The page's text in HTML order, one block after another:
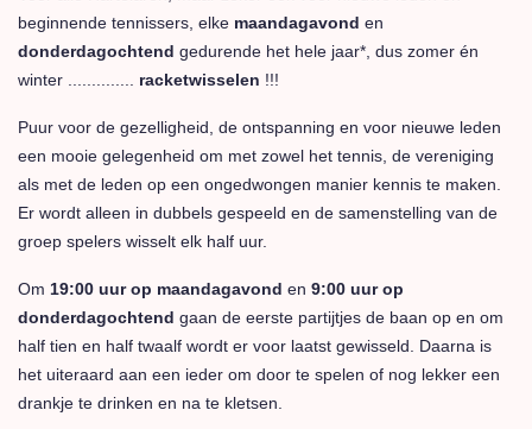
beginnende tennissers, elke maandagavond en
donderdagochtend gedurende het hele jaar*, dus zomer én
winter .............. racketwisselen !!!
Puur voor de gezelligheid, de ontspanning en voor nieuwe leden
een mooie gelegenheid om met zowel het tennis, de vereniging
als met de leden op een ongedwongen manier kennis te maken.
Er wordt alleen in dubbels gespeeld en de samenstelling van de
groep spelers wisselt elk half uur.
Om 19:00 uur op maandagavond en 9:00 uur op
donderdagochtend gaan de eerste partijtjes de baan op en om
half tien en half twaalf wordt er voor laatst gewisseld. Daarna is
het uiteraard aan een ieder om door te spelen of nog lekker een
drankje te drinken en na te kletsen.